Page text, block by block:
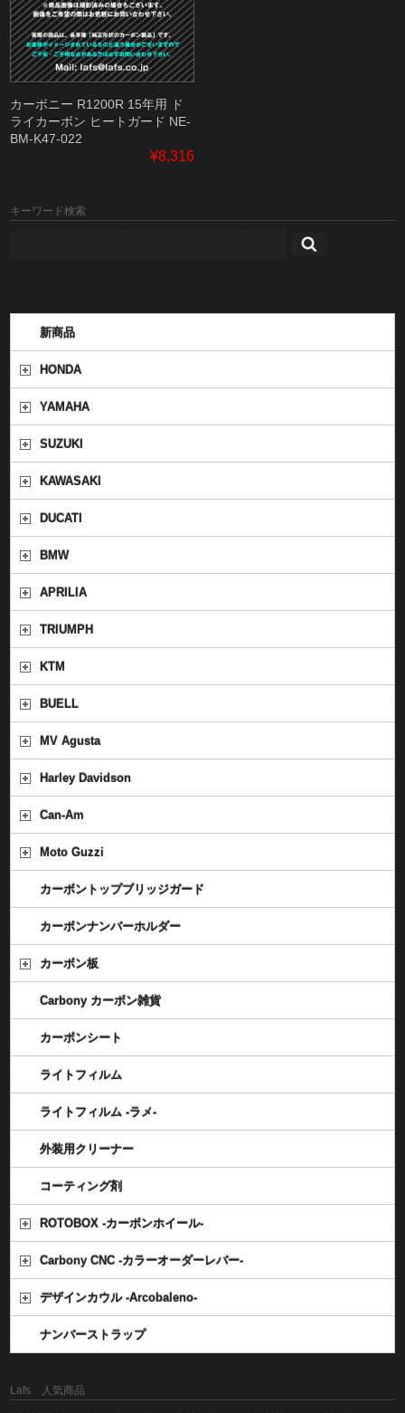
カーボニー R1200R 15年用 ド
ライカーボン ヒートガード NE-
BM-K47-022
¥8,316
キーワード検索
新商品
HONDA
YAMAHA
SUZUKI
KAWASAKI
DUCATI
BMW
APRILIA
TRIUMPH
KTM
BUELL
MV Agusta
Harley Davidson
Can-Am
Moto Guzzi
カーボントップブリッジガード
カーボンナンバーホルダー
カーボン板
Carbony カーボン雑貨
カーボンシート
ライトフィルム
ライトフィルム -ラメ-
外装用クリーナー
コーティング剤
ROTOBOX -カーボンホイール-
Carbony CNC -カラーオーダーレバー-
デザインカウル -Arcobaleno-
ナンバーストラップ
Lafs 人気商品